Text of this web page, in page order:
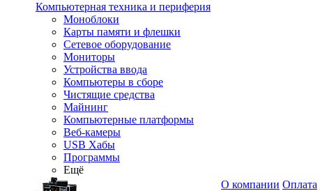
Компьютерная техника и периферия
Моноблоки
Карты памяти и флешки
Сетевое оборудование
Мониторы
Устройства ввода
Компьютеры в сборе
Чистящие средства
Майнинг
Компьютерные платформы
Веб-камеры
USB Хабы
Программы
Ещё
О компании Оплата